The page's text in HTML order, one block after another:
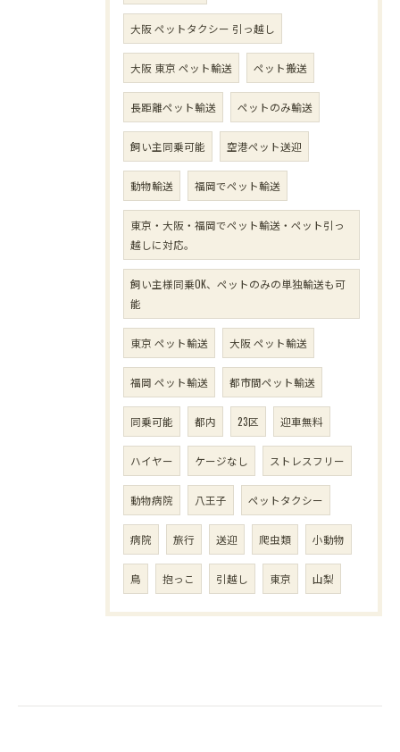
大阪 ペットタクシー 引っ越し
大阪 東京 ペット輸送 ペット搬送
長距離ペット輸送 ペットのみ輸送
飼い主同乗可能 空港ペット送迎
動物輸送 福岡でペット輸送
東京・大阪・福岡でペット輸送・ペット引っ
越しに対応。
飼い主様同乗OK、ペットのみの単独輸送も可
能
東京 ペット輸送 大阪 ペット輸送
福岡 ペット輸送 都市間ペット輸送
同乗可能 都内 23区 迎車無料
ハイヤー ケージなし ストレスフリー
動物病院 八王子 ペットタクシー
病院 旅行 送迎 爬虫類 小動物
鳥 抱っこ 引越し 東京 山梨